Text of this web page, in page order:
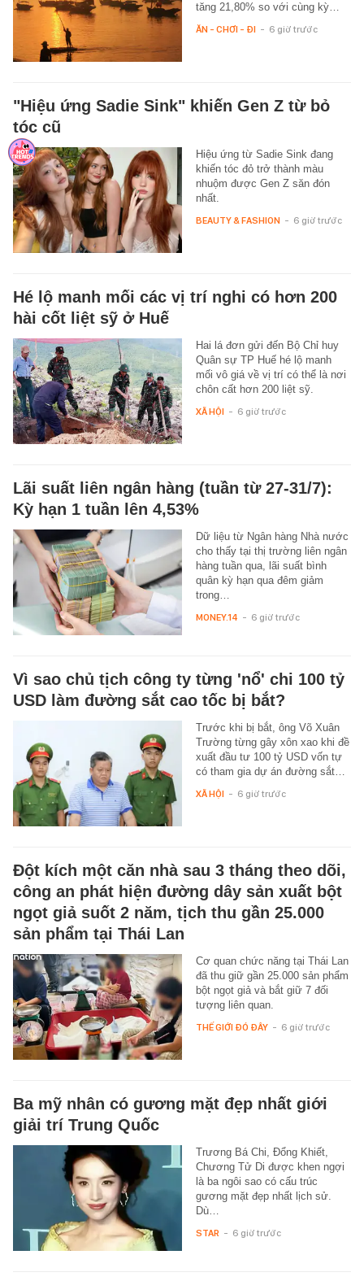
tăng 21,80% so với cùng kỳ…
ĂN - CHƠI - ĐI - 6 giờ trước
"Hiệu ứng Sadie Sink" khiến Gen Z từ bỏ
tóc cũ
Hiệu ứng từ Sadie Sink đang
khiến tóc đỏ trở thành màu
nhuộm được Gen Z săn đón
nhất.
BEAUTY & FASHION - 6 giờ trước
Hé lộ manh mối các vị trí nghi có hơn 200
hài cốt liệt sỹ ở Huế
Hai lá đơn gửi đến Bộ Chỉ huy
Quân sự TP Huế hé lộ manh
mối vô giá về vị trí có thể là nơi
chôn cất hơn 200 liệt sỹ.
XÃ HỘI - 6 giờ trước
Lãi suất liên ngân hàng (tuần từ 27-31/7):
Kỳ hạn 1 tuần lên 4,53%
Dữ liệu từ Ngân hàng Nhà nước
cho thấy tại thị trường liên ngân
hàng tuần qua, lãi suất bình
quân kỳ hạn qua đêm giảm
trong…
MONEY.14 - 6 giờ trước
Vì sao chủ tịch công ty từng 'nổ' chi 100 tỷ
USD làm đường sắt cao tốc bị bắt?
Trước khi bị bắt, ông Võ Xuân
Trường từng gây xôn xao khi đề
xuất đầu tư 100 tỷ USD vốn tự
có tham gia dự án đường sắt…
XÃ HỘI - 6 giờ trước
Đột kích một căn nhà sau 3 tháng theo dõi,
công an phát hiện đường dây sản xuất bột
ngọt giả suốt 2 năm, tịch thu gần 25.000
sản phẩm tại Thái Lan
Cơ quan chức năng tại Thái Lan
đã thu giữ gần 25.000 sản phẩm
bột ngọt giả và bắt giữ 7 đối
tượng liên quan.
THẾ GIỚI ĐÓ ĐÂY - 6 giờ trước
Ba mỹ nhân có gương mặt đẹp nhất giới
giải trí Trung Quốc
Trương Bá Chi, Đổng Khiết,
Chương Tử Di được khen ngợi
là ba ngôi sao có cấu trúc
gương mặt đẹp nhất lịch sử.
Dù…
STAR - 6 giờ trước